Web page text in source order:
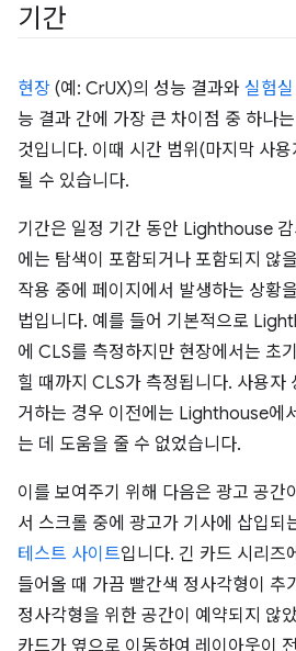
기간
현장 (예: CrUX)의 성능 결과와 실험실
능 결과 간에 가장 큰 차이점 중 하나
것입니다. 이때 시간 범위(마지막 사용
될 수 있습니다.
기간은 일정 기간 동안 Lighthouse
에는 탐색이 포함되거나 포함되지 않
작용 중에 페이지에서 발생하는 상황
법입니다. 예를 들어 기본적으로
에 CLS를 측정하지만 현장에서는 초
힐 때까지 CLS가 측정됩니다. 사용자
거하는 경우 이전에는 Lighthouse에
는 데 도움을 줄 수 없었습니다.
이를 보여주기 위해 다음은 광고 공간
서 스크롤 중에 광고가 기사에 삽입되
테스트 사이트입니다. 긴 카드 시리즈
들어올 때 가끔 빨간색 정사각형이 추
정사각형을 위한 공간이 예약되지 않
카드가 옆으로 이동하여 레이아웃이